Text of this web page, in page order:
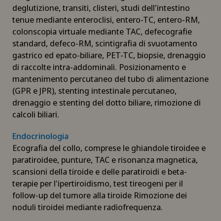
Capsulite adesiva o spalla congelata
Carcinoma peritoneale
Cardiologia
Cardiologia interventistica
Check-up
Check-up per donne
Check-up per gli atleti
Check-up per le imprese
deglutizione, transiti, clisteri, studi dell'intestino
tenue mediante enteroclisi, entero-TC, entero-RM,
colonscopia virtuale mediante TAC, defecografie
standard, defeco-RM, scintigrafia di svuotamento
gastrico ed epato-biliare, PET-TC, biopsie, drenaggio
di raccolte intra-addominali. Posizionamento e
mantenimento percutaneo del tubo di alimentazione
(GPR e JPR), stenting intestinale percutaneo,
drenaggio e stenting del dotto biliare, rimozione di
calcoli biliari.
Endocrinologia
Ecografia del collo, comprese le ghiandole tiroidee e
paratiroidee, punture, TAC e risonanza magnetica,
scansioni della tiroide e delle paratiroidi e beta-
terapie per l'ipertiroidismo, test tireogeni per il
follow-up del tumore alla tiroide Rimozione dei
noduli tiroidei mediante radiofrequenza.